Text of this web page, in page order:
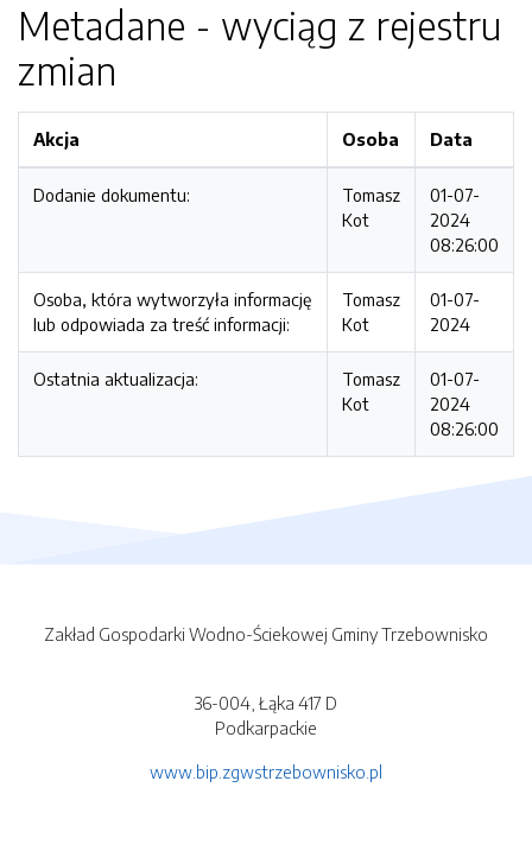
Metadane - wyciąg z rejestru
zmian
Akcja Osoba Data
Dodanie dokumentu:
Tomasz
Kot
01-07-
2024
08:26:00
Osoba, która wytworzyła informację
lub odpowiada za treść informacji:
Tomasz
Kot
01-07-
2024
Ostatnia aktualizacja:
Tomasz
Kot
01-07-
2024
08:26:00
Zakład Gospodarki Wodno-Ściekowej Gminy Trzebownisko
36-004, Łąka 417 D
Podkarpackie
www.bip.zgwstrzebownisko.pl